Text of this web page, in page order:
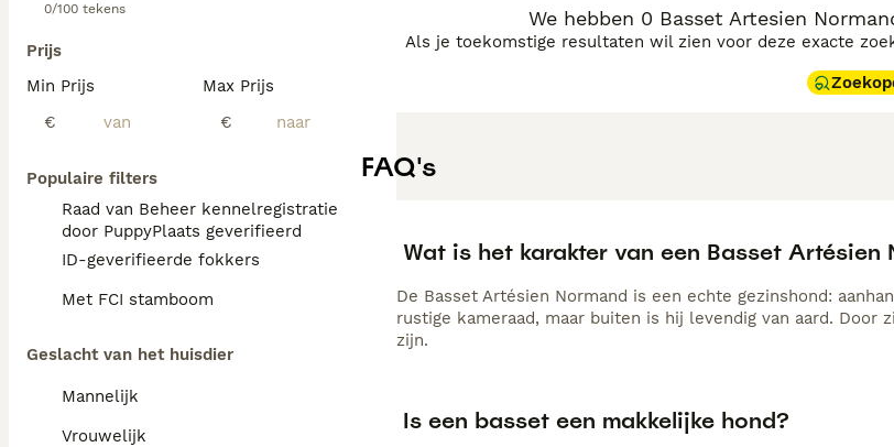
0/100 tekens
Prijs
Min Prijs
€
Max Prijs
€
Populaire filters
Raad van Beheer kennelregistratie
door PuppyPlaats geverifieerd
ID-geverifieerde fokkers
Met FCI stamboom
Geslacht van het huisdier
Mannelijk
Vrouwelijk
We hebben 0 Basset Artesien
Als je toekomstige resultaten wil zien voor deze exacte
FAQ's
Wat is het karakter van een Basset Artésien
De Basset Artésien Normand is een echte gezinshond:
rustige kameraad, maar buiten is hij levendig van aard.
zijn.
Is een basset een makkelijke hond?